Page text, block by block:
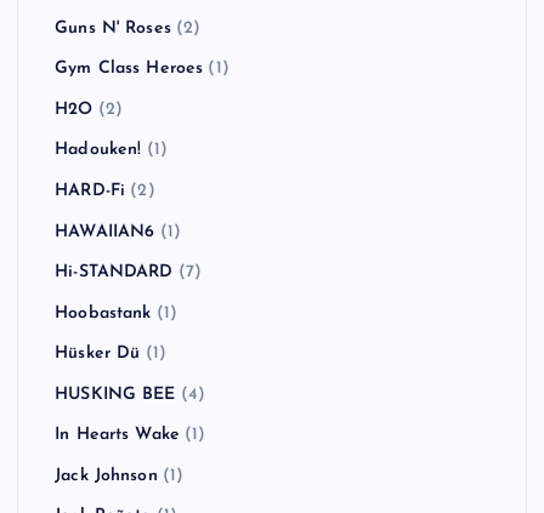
Guns N' Roses(2)
Gym Class Heroes (1)
H2O (2)
Hadouken! (1)
HARD-Fi (2)
HAWAIIAN6 (1)
Hi-STANDARD (7)
Hoobastank (1)
Hüsker Dü (1)
HUSKING BEE (4)
In Hearts Wake (1)
Jack Johnson (1)